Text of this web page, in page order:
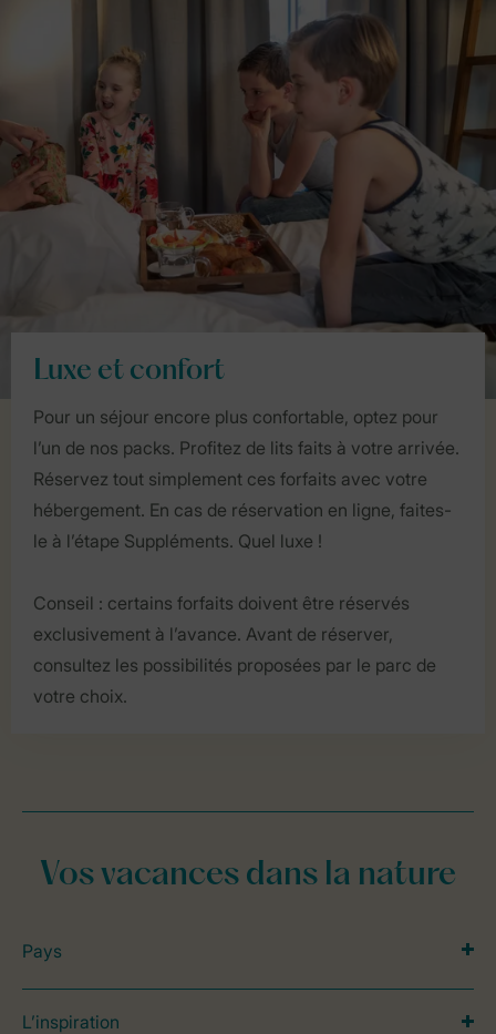
Luxe et confort
Pour un séjour encore plus confortable, optez pour
l’un de nos packs. Profitez de lits faits à votre arrivée.
Réservez tout simplement ces forfaits avec votre
hébergement. En cas de réservation en ligne, faites-
le à l’étape Suppléments. Quel luxe !
Conseil : certains forfaits doivent être réservés
exclusivement à l’avance. Avant de réserver,
consultez les possibilités proposées par le parc de
votre choix.
Vos vacances dans la nature
Pays
L’inspiration